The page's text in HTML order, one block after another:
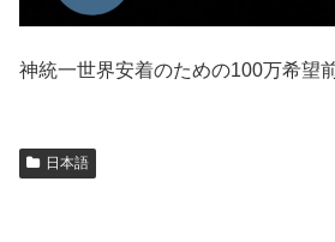
神統一世界安着のための100万希望
日本語